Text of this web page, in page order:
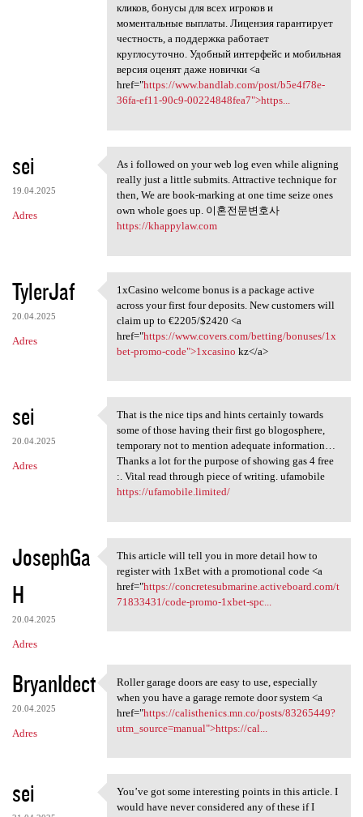
кликов, бонусы для всех игроков и
моментальные выплаты. Лицензия гарантирует
честность, а поддержка работает
круглосуточно. Удобный интерфейс и мобильная
версия оценят даже новички <a
href="https://www.bandlab.com/post/b5e4f78e-
36fa-ef11-90c9-00224848fea7">https...
sei
19.04.2025
Adres
As i followed on your web log
As i followed on your web log even while aligning
really just a little submits. Attractive technique for
then, We are book-marking at one time seize ones
own whole goes up. 이혼전문변호사
https://khappylaw.com
TylerJaf
20.04.2025
Adres
1xCasino welcome bonus is a
1xCasino welcome bonus is a package active
across your first four deposits. New customers will
claim up to €2205/$2420 <a
href="https://www.covers.com/betting/bonuses/1x
bet-promo-code">1xcasino kz</a>
sei
20.04.2025
Adres
That is the nice tips and
That is the nice tips and hints certainly towards
some of those having their first go blogosphere,
temporary not to mention adequate information…
Thanks a lot for the purpose of showing gas 4 free
:. Vital read through piece of writing. ufamobile
https://ufamobile.limited/
JosephGa
H
20.04.2025
Adres
This article will tell you in
This article will tell you in more detail how to
register with 1xBet with a promotional code <a
href="https://concretesubmarine.activeboard.com/t
71833431/code-promo-1xbet-spc...
BryanIdect
20.04.2025
Adres
Roller garage doors are easy
Roller garage doors are easy to use, especially
when you have a garage remote door system <a
href="https://calisthenics.mn.co/posts/83265449?
utm_source=manual">https://cal...
sei You’ve got some interesting
You’ve got some interesting points in this article. I
would have never considered any of these if I